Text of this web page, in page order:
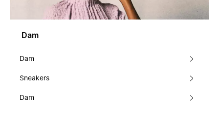
Dam
Dam
Sneakers
Dam